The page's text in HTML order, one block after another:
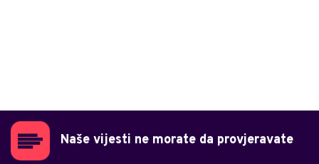
Naše vijesti ne morate da provjeravate